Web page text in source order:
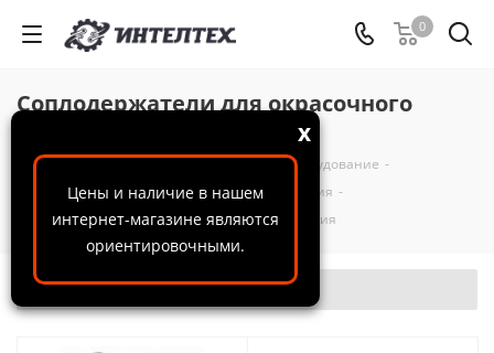
Цены и наличие в нашем
интернет-магазине являются
ориентировочными.
x
0
Соплодержатели для окрасочного
ООО "ИнтелТех" - Каталог - Окрасочное оборудование -
Комплектующие для окрасочного оборудования -
Соплодержатели для окрасочного оборудования
Фильтр